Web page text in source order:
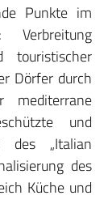
Punkte im
Verbreitung
touristischer
Dörfer durch
mediterrane
und
des „Italian
des
Küche und